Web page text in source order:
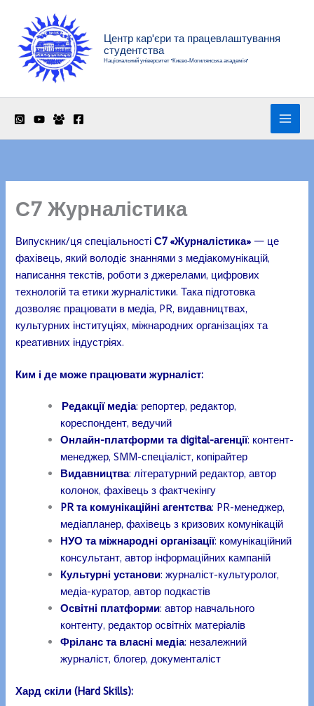
вмісту
Центр кар'єри та працевлаштування
студентства
Національний університет "Києво-Могилянська академія"
С7 Журналістика
Випускник/ця спеціальностіС7 «Журналістика» — це
фахівець, який володіє знаннями з медіакомунікацій,
написання текстів, роботи з джерелами, цифрових
технологій та етики журналістики. Така підготовка
дозволяє працювати в медіа, PR, видавництвах,
культурних інституціях, міжнародних організаціях та
креативних індустріях.
Ким і де може працювати журналіст:
Редакції медіа: репортер, редактор,
кореспондент, ведучий
Онлайн-платформи та digital-агенції: контент-
менеджер, SMM-спеціаліст, копірайтер
Видавництва: літературний редактор, автор
колонок, фахівець з фактчекінгу
PR та комунікаційні агентства: PR-менеджер,
медіапланер, фахівець з кризових комунікацій
НУО та міжнародні організації: комунікаційний
консультант, автор інформаційних кампаній
Культурні установи: журналіст-культуролог,
медіа-куратор, автор подкастів
Освітні платформи: автор навчального
контенту, редактор освітніх матеріалів
Фріланс та власні медіа: незалежний
журналіст, блогер, документаліст
Хард скіли (Hard Skills):